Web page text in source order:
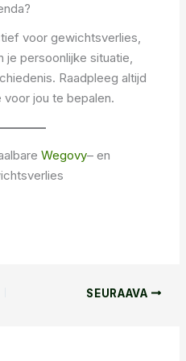
voor gewichtsverlies,
je persoonlijke situatie,
Raadpleeg altijd
jou te bepalen.
Wegovy– en
SEURAAVA